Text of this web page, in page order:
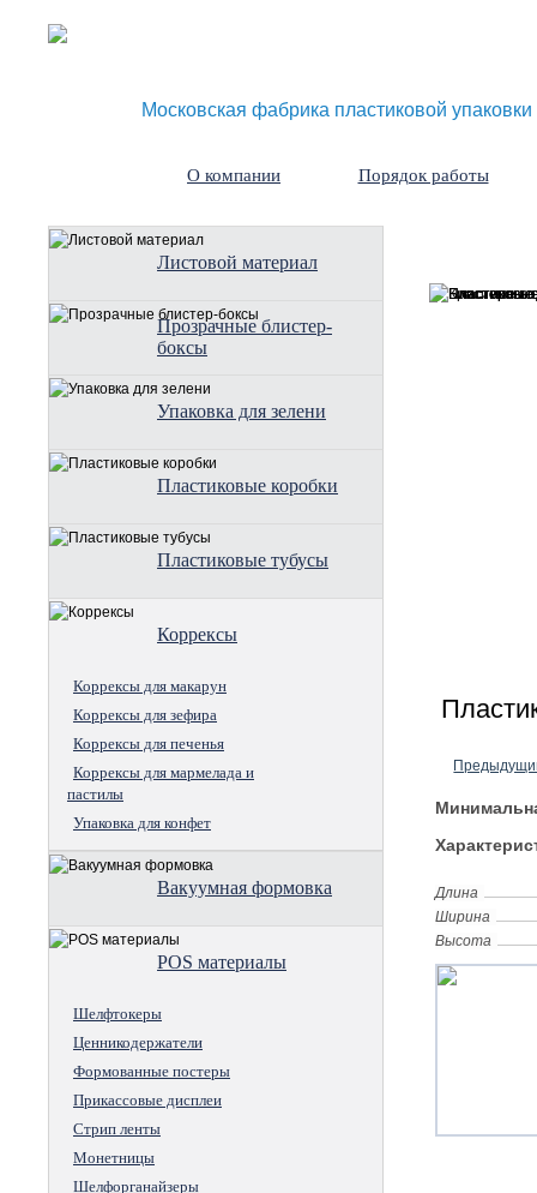
Московская фабрика пластиковой упаковки
О компании Порядок работы
Листовой материал
Прозрачные блистер-
боксы
Упаковка для зелени
Пластиковые коробки
Пластиковые тубусы
Коррексы
Коррексы для макарун
Коррексы для зефира
Коррексы для печенья
Коррексы для мармелада и
пастилы
Упаковка для конфет
Вакуумная формовка
POS материалы
Шелфтокеры
Ценникодержатели
Формованные постеры
Прикассовые дисплеи
Стрип ленты
Монетницы
Шелфорганайзеры
Длина
Ширина
Высота